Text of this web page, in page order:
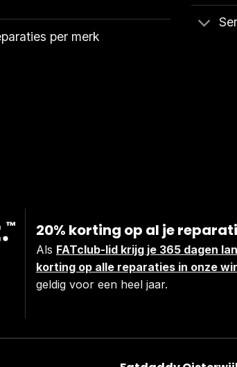
per merk
20% korting op al je
Als FATclub-lid krijg je 365 dagen
korting op alle reparaties in onze
geldig voor een heel jaar.